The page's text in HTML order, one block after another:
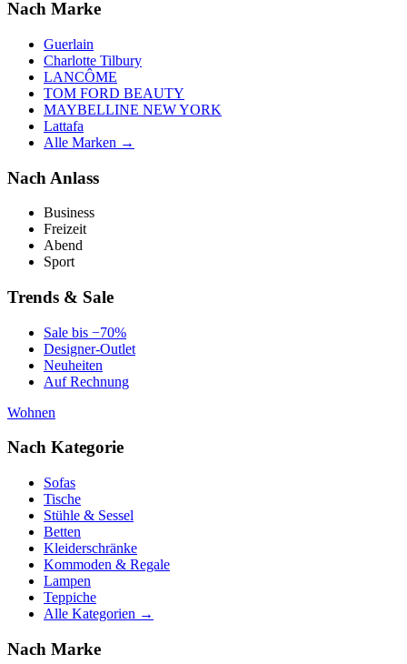
Nach Marke
Guerlain
Charlotte Tilbury
LANCÔME
TOM FORD BEAUTY
MAYBELLINE NEW YORK
Lattafa
Alle Marken →
Nach Anlass
Business
Freizeit
Abend
Sport
Trends & Sale
Sale bis −70%
Designer-Outlet
Neuheiten
Auf Rechnung
Wohnen
Nach Kategorie
Sofas
Tische
Stühle & Sessel
Betten
Kleiderschränke
Kommoden & Regale
Lampen
Teppiche
Alle Kategorien →
Nach Marke